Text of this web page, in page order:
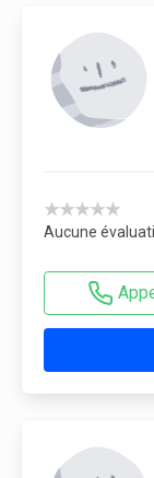
★★★★★
Aucune